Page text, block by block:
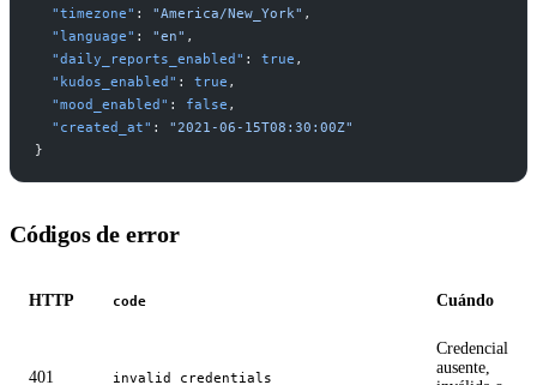
  "timezone"
: "America/New_York" ,
  "language"
: "en" ,
  "daily_reports_enabled"
: true ,
  "kudos_enabled"
: true ,
  "mood_enabled"
: false ,
  "created_at"
: "2021-06-15T08:30:00Z"
}
Códigos de error
HTTP code Cuándo
401 invalid_credentials
Credencial
ausente,